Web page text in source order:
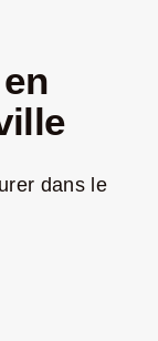
dans le